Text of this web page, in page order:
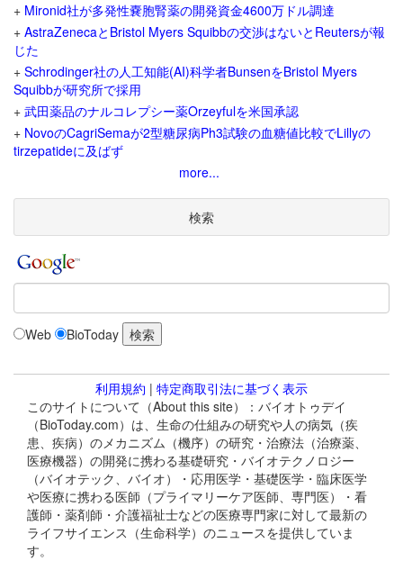
+ Mironid社が多発性嚢胞腎薬の開発資金4600万ドル調達
+ AstraZenecaとBristol Myers Squibbの交渉はないとReutersが報
じた
+ Schrodinger社の人工知能(AI)科学者BunsenをBristol Myers
Squibbが研究所で採用
+ 武田薬品のナルコレプシー薬Orzeyfulを米国承認
+ NovoのCagriSemaが2型糖尿病Ph3試験の血糖値比較でLillyの
tirzepatideに及ばず
more...
検索
Web BioToday
利用規約 | 特定商取引法に基づく表示
このサイトについて（About this site）：バイオトゥデイ
（BioToday.com）は、生命の仕組みの研究や人の病気（疾
患、疾病）のメカニズム（機序）の研究・治療法（治療薬、
医療機器）の開発に携わる基礎研究・バイオテクノロジー
（バイオテック、バイオ）・応用医学・基礎医学・臨床医学
や医療に携わる医師（プライマリーケア医師、専門医）・看
護師・薬剤師・介護福祉士などの医療専門家に対して最新の
ライフサイエンス（生命科学）のニュースを提供していま
す。